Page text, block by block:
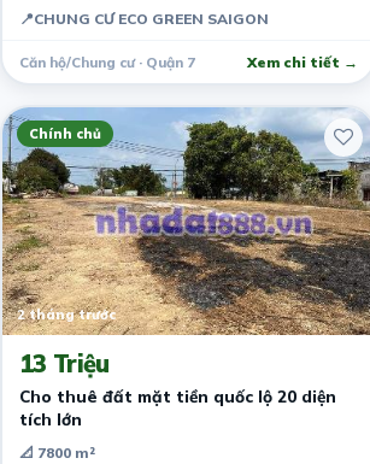
📍CHUNG CƯ ECO GREEN SAIGON
Căn hộ/Chung cư · Quận 7 Xem chi tiết →
Chính chủ
2 tháng trước
13 Triệu
Cho thuê đất mặt tiền quốc lộ 20 diện
tích lớn
📐 7800 m²